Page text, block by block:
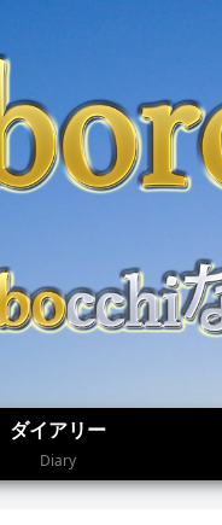
ダイアリー
Diary